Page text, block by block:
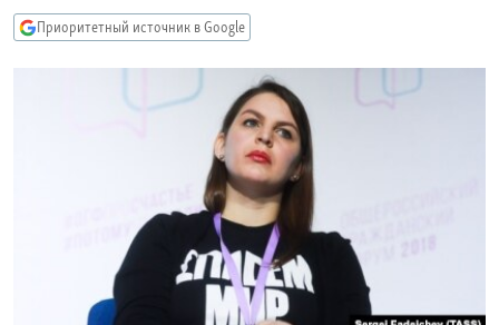
Вернутся
КАВКАЗ.РЕАЛИИ
РАСПИСАНИЕ ВЕЩАНИЯ
ПОДПИШИТЕСЬ НА РАССЫЛКУ
СОЦИАЛЬНЫЕ СЕТИ
Приоритетный источник в Google